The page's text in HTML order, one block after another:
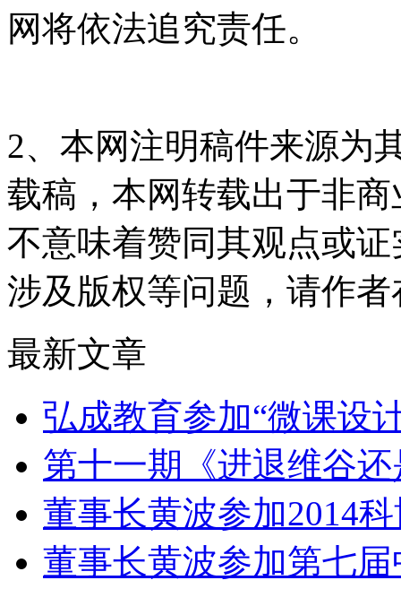
网将依法追究责任。
2、本网注明稿件来源为
载稿，本网转载出于非
不意味着赞同其观点或
涉及版权等问题，请作
最新文章
弘成教育参加“微课设
第十一期《进退维谷
董事长黄波参加2014
董事长黄波参加第七